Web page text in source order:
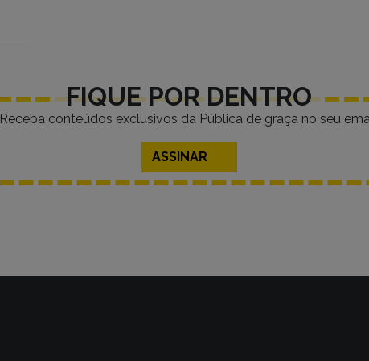
FIQUE POR DENTRO
Receba conteúdos exclusivos da Pública de graça no seu
ASSINAR